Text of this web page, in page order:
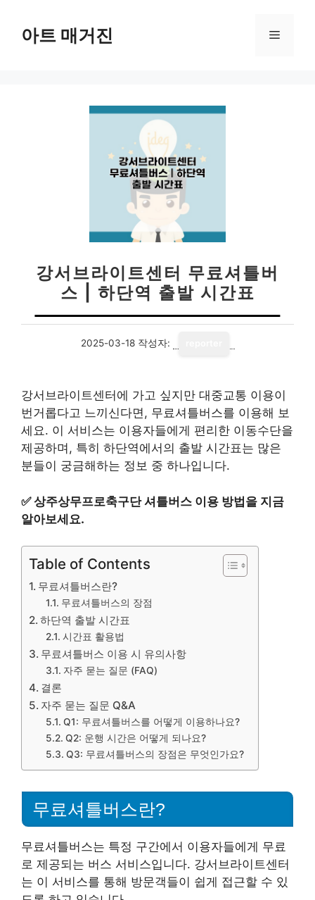
아트 매거진 메
강서브라이트센터 무료셔틀버
스 | 하단역 출발 시간표
2025-03-18 작성자:
강서브라이트센터에 가고 싶지만 대중교통 이용이
번거롭다고 느끼신다면, 무료셔틀버스를 이용해 보
세요. 이 서비스는 이용자들에게 편리한 이동수단을
제공하며, 특히 하단역에서의 출발 시간표는 많은
분들이 궁금해하는 정보 중 하나입니다.
✅상주상무프로축구단 셔틀버스 이용 방법을 지금
알아보세요.
Table of Contents
무료셔틀버스란?
무료셔틀버스의 장점
하단역 출발 시간표
시간표 활용법
무료셔틀버스 이용 시 유의사항
자주 묻는 질문 (FAQ)
결론
자주 묻는 질문 Q&A
Q1: 무료셔틀버스를 어떻게 이용하나요?
Q2: 운행 시간은 어떻게 되나요?
Q3: 무료셔틀버스의 장점은 무엇인가요?
무료셔틀버스란?
무료셔틀버스는 특정 구간에서 이용자들에게 무료
로 제공되는 버스 서비스입니다. 강서브라이트센터
는 이 서비스를 통해 방문객들이 쉽게 접근할 수 있